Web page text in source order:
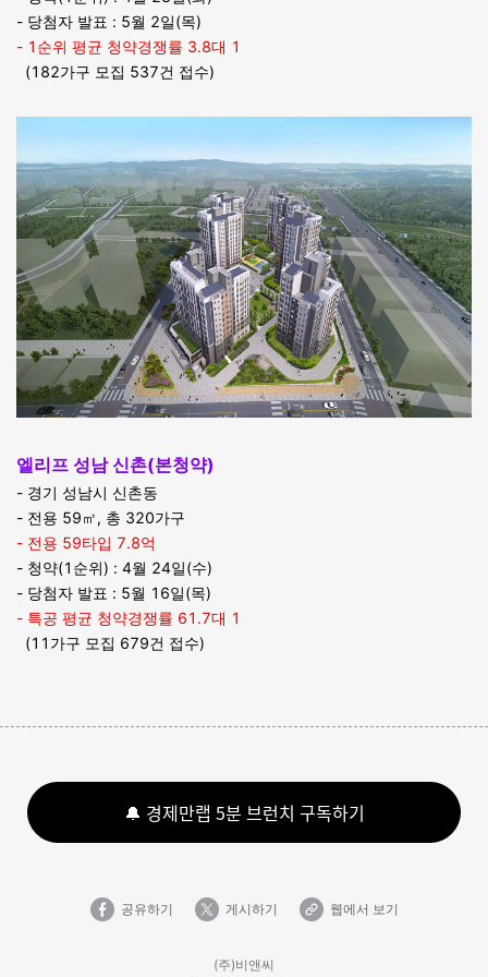
- 당첨자 발표 : 5월 2일(목)
- 1순위 평균 청약경쟁률 3.8대 1
(182가구 모집 537건 접수)
엘리프 성남 신촌(본청약)
- 경기 성남시 신촌동
- 전용 59㎡, 총 320가구
- 전용 59타입 7.8억
- 청약(1순위) : 4월 24일(수)
- 당첨자 발표 : 5월 16일(목)
- 특공 평균 청약경쟁률 61.7대 1
(11가구 모집 679건 접수)
🔔 경제만랩 5분 브런치 구독하기
공유하기 게시하기 웹에서 보기
(주)비앤씨